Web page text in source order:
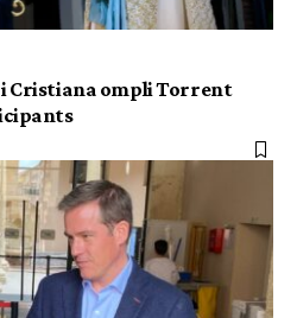
Cristiana ompli Torrent